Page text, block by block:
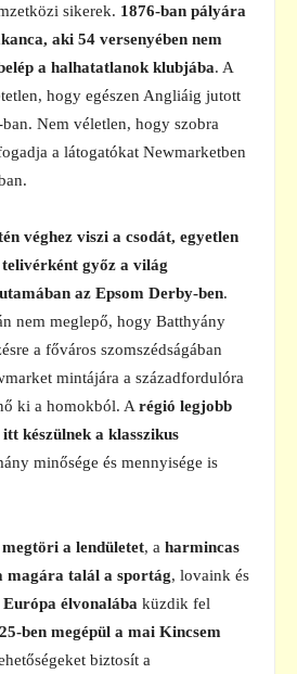
sikerek. 1876-ban pályára
aki 54 versenyében nem
a halhatatlanok klubjába. A
hogy egészen Angliáig jutott
Nem véletlen, hogy szobra
a látogatókat Newmarketben
véghez viszi a csodát, egyetlen
győz a világ
az Epsom Derby-ben.
nem meglepő, hogy Batthyány
a főváros szomszédságában
mintájára a századfordulóra
ki a homokból. A régió legjobb
készülnek a klasszikus
minősége és mennyisége is
a lendületet, a harmincas
magára talál a sportág, lovaink és
Európa élvonalába küzdik fel
ben megépül a mai Kincsem
biztosít a